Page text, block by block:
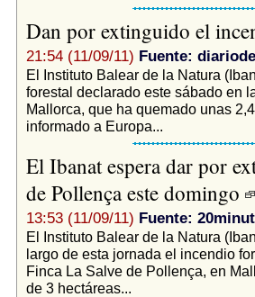
Dan por extinguido el
21:54 (11/09/11) Fuente:
El Instituto Balear de la Natura
forestal declarado este sábado en
Mallorca, que ha quemado unas
informado a Europa...
El Ibanat espera dar por
de Pollença este domingo
13:53 (11/09/11) Fuente:
El Instituto Balear de la Natura
largo de esta jornada el incendio
Finca La Salve de Pollença, en
de 3 hectáreas...